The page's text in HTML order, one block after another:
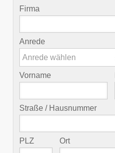
Firma
Anrede
Anrede wählen
Vorname
Straße / Hausnummer
PLZ Ort